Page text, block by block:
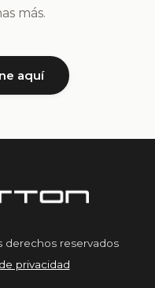
más.
aquí
derechos reservados
privacidad